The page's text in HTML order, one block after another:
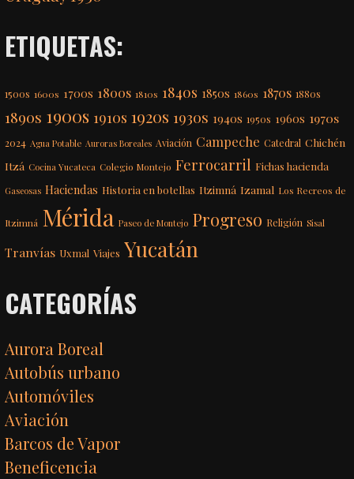
ETIQUETAS:
1500s 1600s 1700s 1800s 1810s 1840s 1850s 1860s 1870s 1880s
1890s 1900s 1910s 1920s 1930s 1940s 1950s 1960s 1970s
2024 Agua Potable Auroras Boreales Aviación Campeche Catedral Chichén
Itzá Cocina Yucateca Colegio Montejo Ferrocarril Fichas hacienda
Gaseosas Haciendas Historia en botellas Itzimná Izamal Los Recreos de
Itzimná Mérida Paseo de Montejo Progreso Religión Sisal
Tranvías Uxmal Viajes Yucatán
CATEGORÍAS
Aurora Boreal
Autobús urbano
Automóviles
Aviación
Barcos de Vapor
Beneficencia